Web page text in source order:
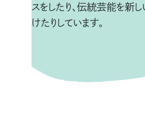
スをしたり、伝統芸能を新
けたりしています。